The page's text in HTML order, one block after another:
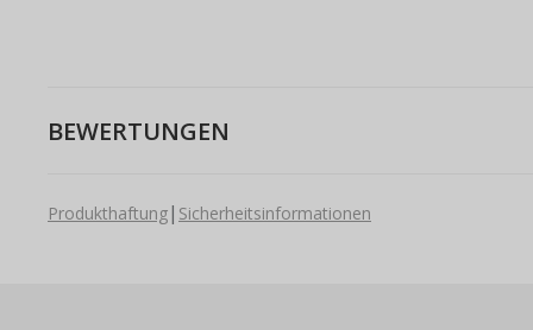
BEWERTUNGEN
Produkthaftung| Sicherheitsinformationen